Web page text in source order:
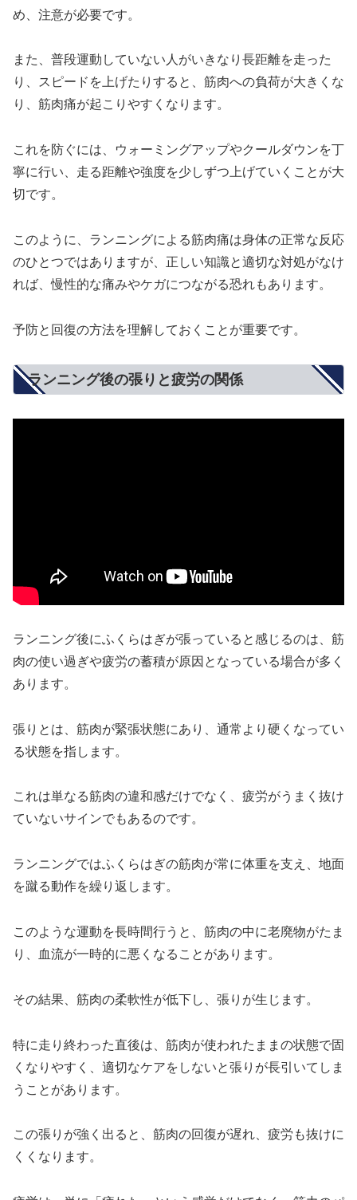
め、注意が必要です。
また、普段運動していない人がいきなり長距離を走った
り、スピードを上げたりすると、筋肉への負荷が大きくな
り、筋肉痛が起こりやすくなります。
これを防ぐには、ウォーミングアップやクールダウンを丁
寧に行い、走る距離や強度を少しずつ上げていくことが大
切です。
このように、ランニングによる筋肉痛は身体の正常な反応
のひとつではありますが、正しい知識と適切な対処がなけ
れば、慢性的な痛みやケガにつながる恐れもあります。
予防と回復の方法を理解しておくことが重要です。
ランニング後の張りと疲労の関係
ランニング後にふくらはぎが張っていると感じるのは、筋
肉の使い過ぎや疲労の蓄積が原因となっている場合が多く
あります。
張りとは、筋肉が緊張状態にあり、通常より硬くなってい
る状態を指します。
これは単なる筋肉の違和感だけでなく、疲労がうまく抜け
ていないサインでもあるのです。
ランニングではふくらはぎの筋肉が常に体重を支え、地面
を蹴る動作を繰り返します。
このような運動を長時間行うと、筋肉の中に老廃物がたま
り、血流が一時的に悪くなることがあります。
その結果、筋肉の柔軟性が低下し、張りが生じます。
特に走り終わった直後は、筋肉が使われたままの状態で固
くなりやすく、適切なケアをしないと張りが長引いてしま
うことがあります。
この張りが強く出ると、筋肉の回復が遅れ、疲労も抜けに
くくなります。